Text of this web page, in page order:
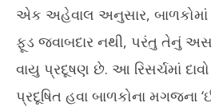
જંક ફૂડ નહીં પણ વાયુ પ્રદૂષણ છે
રિસર્ચમાં થયો ખુલાસો
July
7,
2026
એક અહેવાલ અનુસાર, બાળકોમાં
ફૂડ જવાબદાર નથી, પરંતુ તેનું
વાયુ પ્રદૂષણ છે. આ રિસર્ચમાં
પ્રદૂષિત હવા બાળકોના મગજના